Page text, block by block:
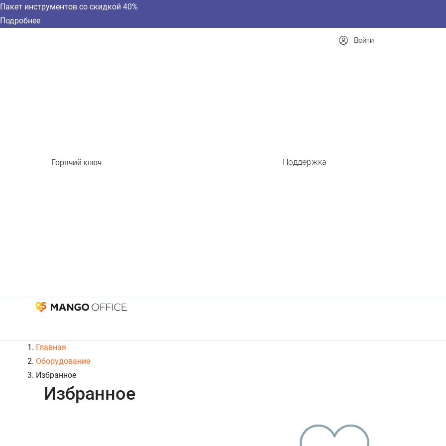
Пакет инструментов со скидкой 40%
Подробнее
Горячий ключ Поддержка
Войти
Главная
Оборудование
Избранное
Избранное